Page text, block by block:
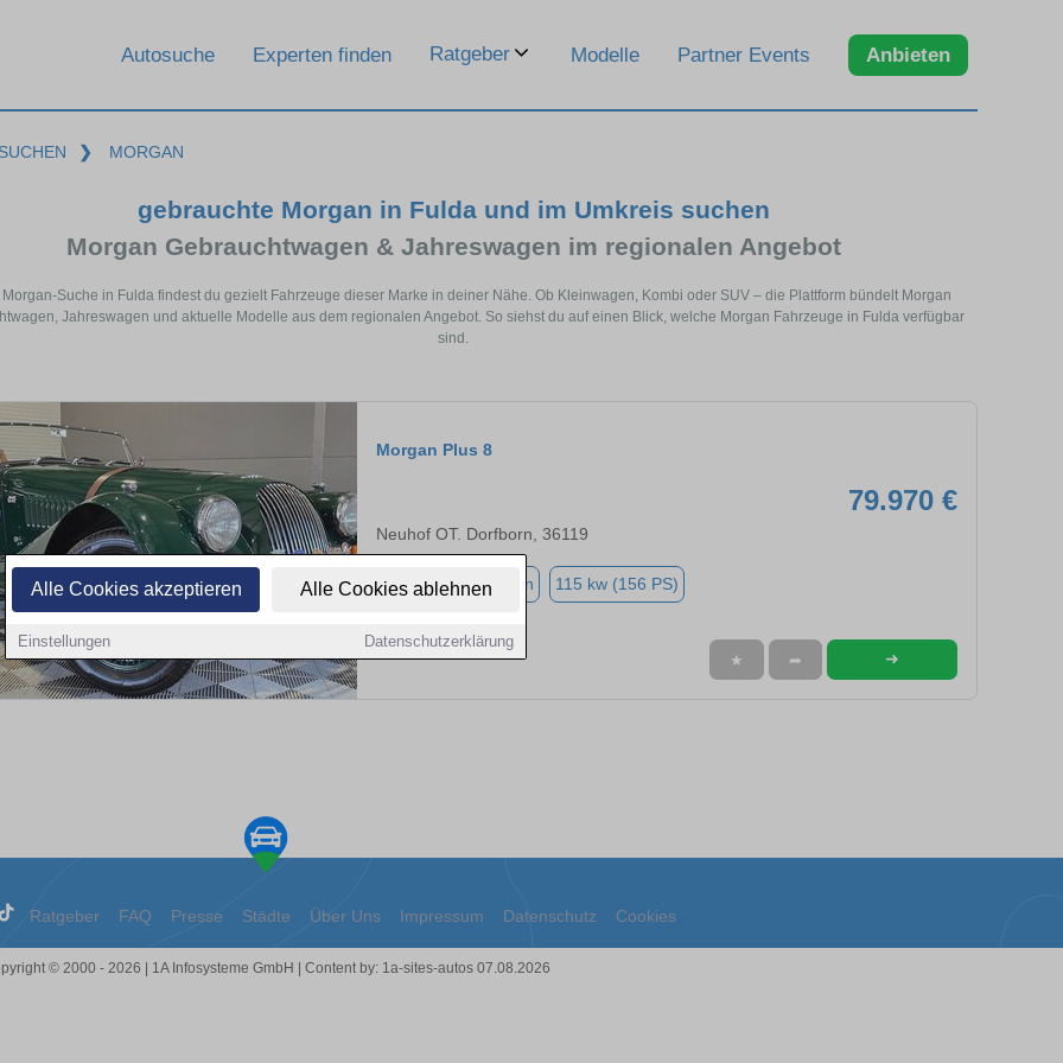
Alle Cookies akzeptieren Alle Cookies ablehnen
Einstellungen Datenschutzerklärung
Autosuche Experten finden Ratgeber Modelle Partner Events Anbieten
❯ MORGAN
gebrauchte Morgan in Fulda und im Umkreis suchen
Morgan Gebrauchtwagen & Jahreswagen im regionalen Angebot
Suche in Fulda findest du gezielt Fahrzeuge dieser Marke in deiner Nähe. Ob Kleinwagen, Kombi oder SUV – die Plattform bündelt Morgan
Jahreswagen und aktuelle Modelle aus dem regionalen Angebot. So siehst du auf einen Blick, welche Morgan Fahrzeuge in Fulda verfügbar
sind.
Morgan Plus 8
79.970 €
Neuhof OT. Dorfborn, 36119
95.300 km Benzin 115 kw (156 PS)
★ ➦ ➜
Ratgeber FAQ Presse Städte Über Uns Impressum Datenschutz Cookies
© 2000 - 2026 | 1A Infosysteme GmbH | Content by: 1a-sites-autos 07.08.2026